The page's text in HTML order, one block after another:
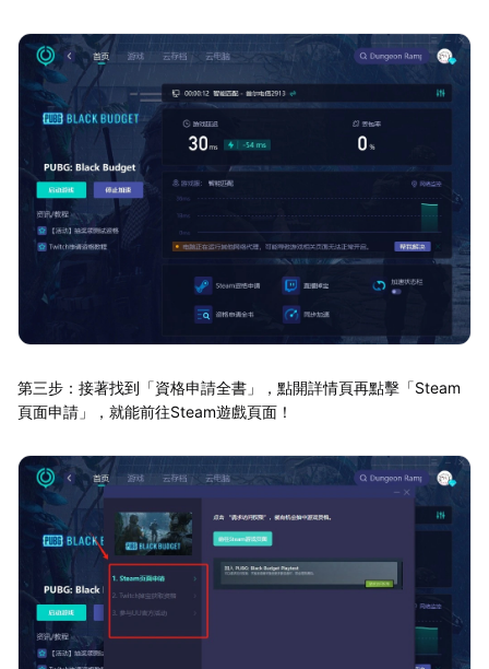
第三步：接著找到「資格申請全書」，點開詳情頁再點擊「Steam
頁面申請」，就能前往Steam遊戲頁面！